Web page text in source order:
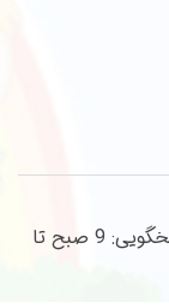
شماره تماس: 01333570388 - ساعت پاسخگویی: 9 صبح تا